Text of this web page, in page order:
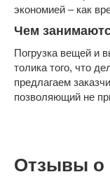
экономией – как
Чем
Погрузка вещей и
толика того, что
предлагаем
позволяющий не
Отзывы о